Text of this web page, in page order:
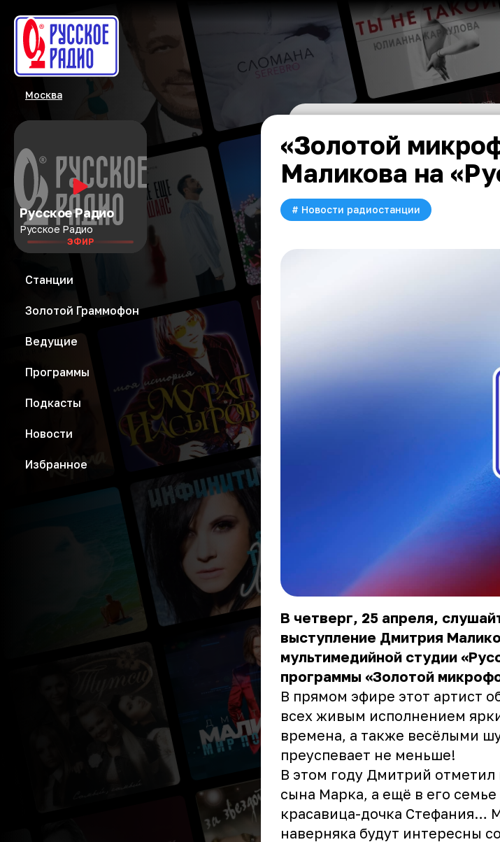
Москва
Русское Радио
Русское Радио
ЭФИР
Станции
Золотой Граммофон
Ведущие
Программы
Подкасты
Новости
Избранное
«Золотой
Маликова на
# Новости радиостанции
В четверг, 25 апреля,
выступление Дмитрия
мультимедийной студии
программы «Золотой
В прямом эфире этот артист
всех живым исполнением
времена, а также весёлыми
преуспевает не меньше!
В этом году Дмитрий
сына Марка, а ещё в его семье
красавица-дочка Стефания…
наверняка будут интересны